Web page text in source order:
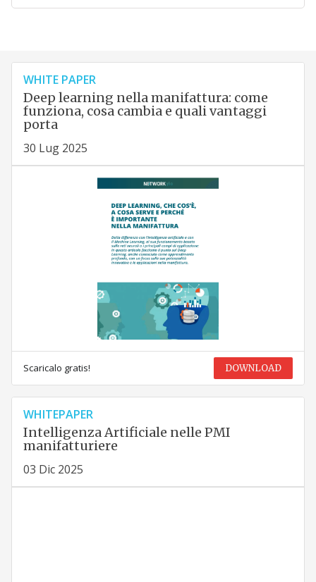
WHITE PAPER
Deep learning nella manifattura: come
funziona, cosa cambia e quali vantaggi
porta
30 Lug 2025
Scaricalo gratis! DOWNLOAD
WHITEPAPER
Intelligenza Artificiale nelle PMI
manifatturiere
03 Dic 2025